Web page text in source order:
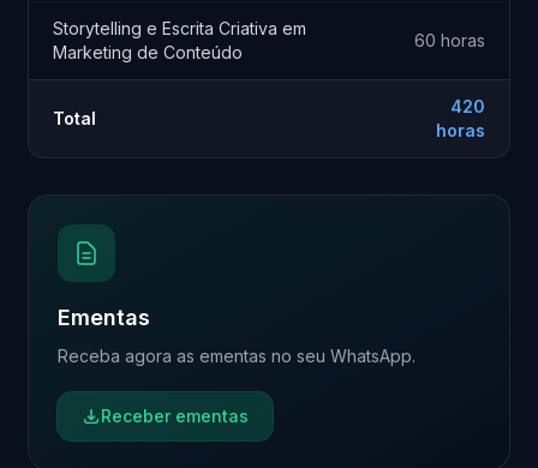
Storytelling e Escrita Criativa em
Marketing de Conteúdo
60 horas
Total
420
horas
Ementas
Receba agora as ementas no seu WhatsApp.
Receber ementas